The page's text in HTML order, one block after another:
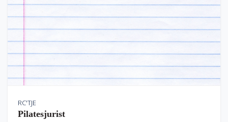
RC'TJE
Pilatesjurist